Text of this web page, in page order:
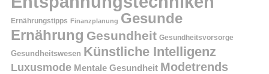
Ernährungstipps Finanzplanung Gesunde
Ernährung Gesundheit Gesundheitsvorsorge
Gesundheitswesen Künstliche Intelligenz
Luxusmode Mentale Gesundheit Modetrends